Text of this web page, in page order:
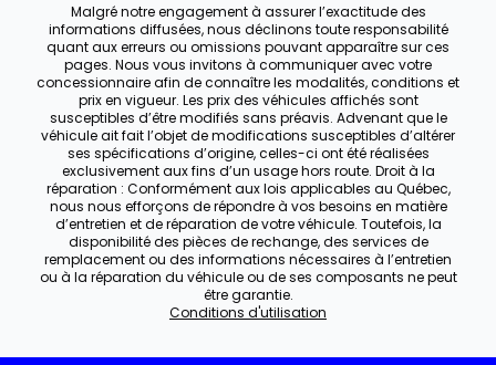
Malgré notre engagement à assurer l’exactitude des
informations diffusées, nous déclinons toute responsabilité
quant aux erreurs ou omissions pouvant apparaître sur ces
pages. Nous vous invitons à communiquer avec votre
concessionnaire afin de connaître les modalités, conditions et
prix en vigueur. Les prix des véhicules affichés sont
susceptibles d’être modifiés sans préavis. Advenant que le
véhicule ait fait l’objet de modifications susceptibles d’altérer
ses spécifications d’origine, celles-ci ont été réalisées
exclusivement aux fins d’un usage hors route. Droit à la
réparation : Conformément aux lois applicables au Québec,
nous nous efforçons de répondre à vos besoins en matière
d’entretien et de réparation de votre véhicule. Toutefois, la
disponibilité des pièces de rechange, des services de
remplacement ou des informations nécessaires à l’entretien
ou à la réparation du véhicule ou de ses composants ne peut
être garantie.
Conditions d'utilisation